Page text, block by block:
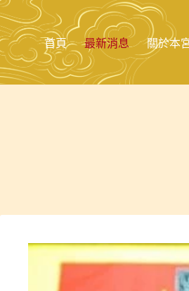
跳
至
主
要
內
首頁 最新消息 關於本